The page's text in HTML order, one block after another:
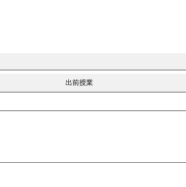
出前授業